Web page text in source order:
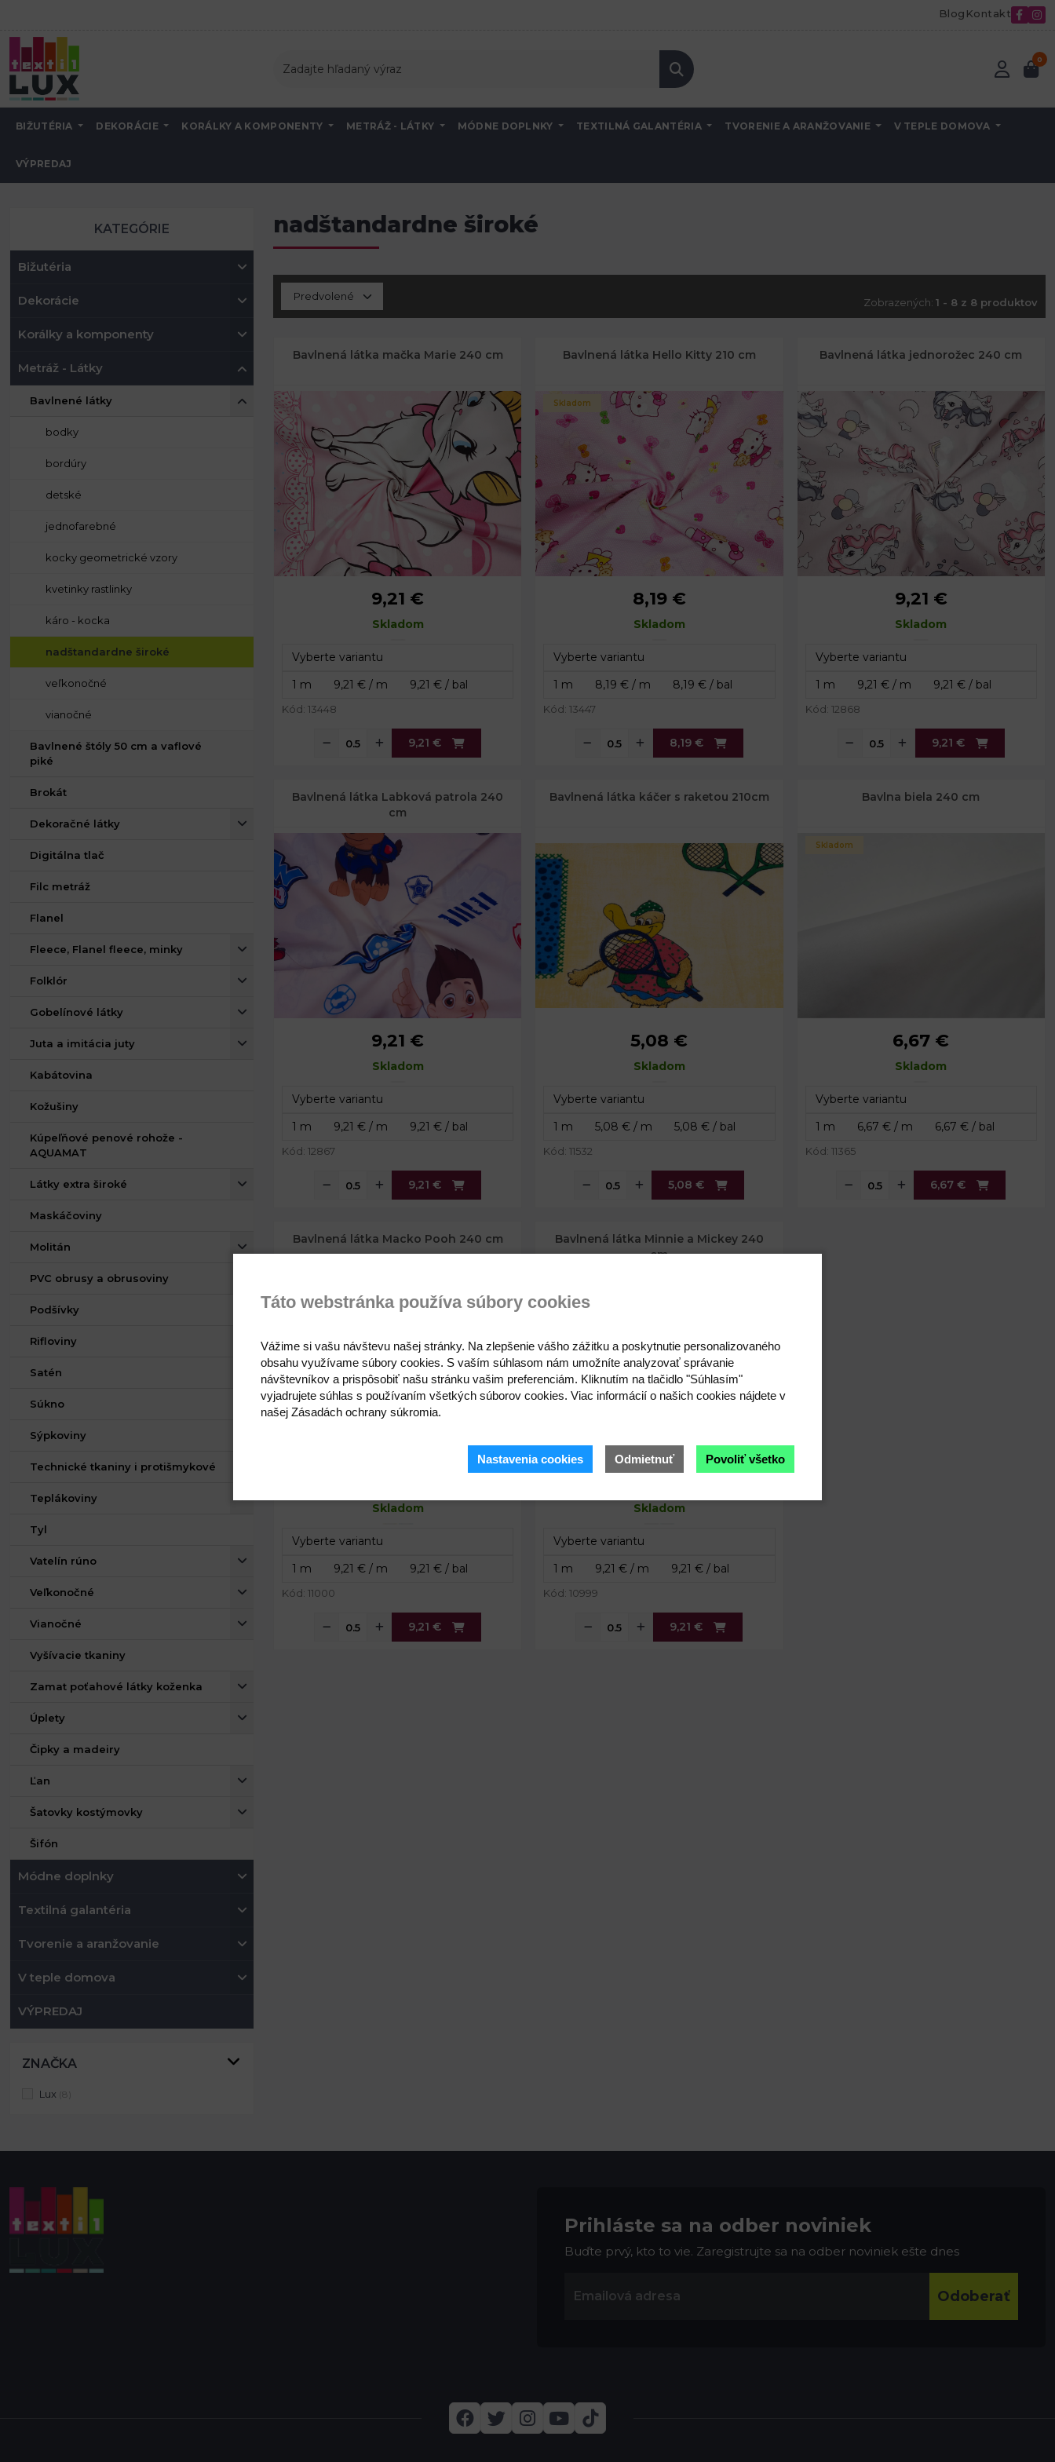
Blog Kontakt
0
BIŽUTÉRIA DEKORÁCIE KORÁLKY A KOMPONENTY METRÁŽ - LÁTKY MÓDNE DOPLNKY TEXTILNÁ GALANTÉRIA TVORENIE A ARANŽOVANIE V TEPLE DOMOVA
VÝPREDAJ
Úvod Metráž - Látky
KATEGÓRIE
Bižutéria
Dekorácie
Korálky a komponenty
Metráž - Látky
Bavlnené látky
bodky
bordúry
detské
jednofarebné
kocky geometrické vzory
kvetinky rastlinky
káro - kocka
nadštandardne široké
veľkonočné
vianočné
Bavlnené štóly 50 cm a vaflové
piké
Brokát
Dekoračné látky
Digitálna tlač
Filc metráž
Flanel
Fleece, Flanel fleece, minky
Folklór
Gobelínové látky
Juta a imitácia juty
Kabátovina
Kožušiny
Kúpeľňové penové rohože -
AQUAMAT
Látky extra široké
Maskáčoviny
Molitán
PVC obrusy a obrusoviny
Podšívky
Rifloviny
Satén
Súkno
Sýpkoviny
Technické tkaniny i protišmykové
Teplákoviny
Tyl
Vatelín rúno
Veľkonočné
Vianočné
Vyšívacie tkaniny
Zamat poťahové látky koženka
Úplety
Čipky a madeiry
Ľan
Šatovky kostýmovky
Šifón
Módne doplnky
Textilná galantéria
Tvorenie a aranžovanie
V teple domova
VÝPREDAJ
ZNAČKA
Lux (8)
nadštandardne široké
Zobrazených: 1 - 8 z 8 produktov
Bavlnená látka mačka Marie 240 cm
9,21 €
Skladom
Kód: 13448
9,21 €
Bavlnená látka Hello Kitty 210 cm
Skladom
8,19 €
Skladom
Kód: 13447
8,19 €
Bavlnená látka jednorožec 240 cm
9,21 €
Skladom
Kód: 12868
9,21 €
Bavlnená látka Labková patrola 240
cm
9,21 €
Skladom
Kód: 12867
9,21 €
Bavlnená látka káčer s raketou 210cm
5,08 €
Skladom
Kód: 11532
5,08 €
Bavlna biela 240 cm
Skladom
6,67 €
Skladom
Kód: 11365
6,67 €
Bavlnená látka Macko Pooh 240 cm
Skladom
Kód: 11000
9,21 €
Bavlnená látka Minnie a Mickey 240
cm
Skladom
Kód: 10999
9,21 €
Prihláste sa na odber noviniek
Buďte prvý, kto to vie. Zaregistrujte sa na odber noviniek ešte dnes
Odoberať
Táto webstránka používa súbory cookies
Vážime si vašu návštevu našej stránky. Na zlepšenie vášho zážitku a poskytnutie personalizovaného
obsahu využívame súbory cookies. S vaším súhlasom nám umožníte analyzovať správanie
návštevníkov a prispôsobiť našu stránku vašim preferenciám. Kliknutím na tlačidlo "Súhlasím"
vyjadrujete súhlas s používaním všetkých súborov cookies. Viac informácií o našich cookies nájdete v
našej Zásadách ochrany súkromia.
Nastavenia cookies Odmietnuť Povoliť všetko